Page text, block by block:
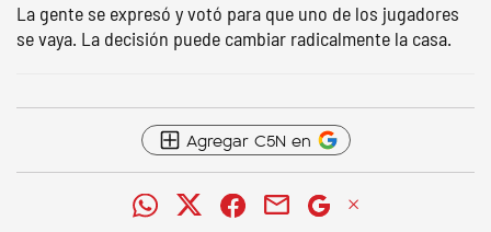
La gente se expresó y votó para que uno de los jugadores
se vaya. La decisión puede cambiar radicalmente la casa.
Agregar C5N en